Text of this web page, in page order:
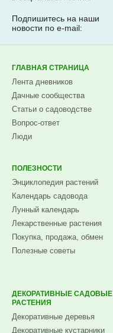
Подпишитесь на наши
новости по e-mail:
ГЛАВНАЯ СТРАНИЦА
Лента дневников
Дачные сообщества
Статьи о садоводстве
Вопрос-ответ
Люди
ПОЛЕЗНОСТИ
Энциклопедия растений
Календарь садовода
Лунный календарь
Лекарственные растения
Покупка, продажа, обмен
Полезные советы
ДЕКОРАТИВНЫЕ САДОВЫЕ
РАСТЕНИЯ
Декоративные деревья
Декоративные кустарники